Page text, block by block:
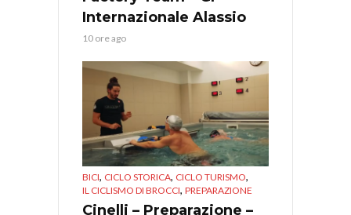
Internazionale Alassio
10 ore ago
BICI, CICLO STORICA, CICLO TURISMO,
IL CICLISMO DI BROCCI, PREPARAZIONE
Cinelli – Preparazione –